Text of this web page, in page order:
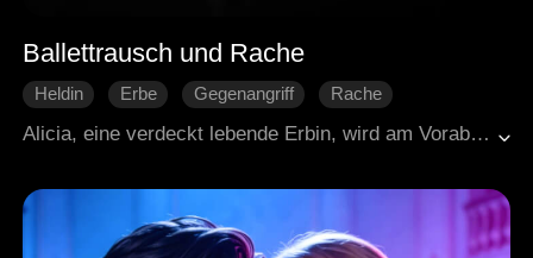
Ballettrausch und Rache
Heldin Erbe Gegenangriff
Rache
Alicia, eine verdeckt lebende Erbin, wird am Vorabend des wichtigsten Ballettwettbewerbs von ihrem eigenen Ehemann entführt und ihm beide Beine gebrochen, nur damit seine Geliebte gewinnt. Selbst im Krankenhaus soll sie durch bestochene Ärzte für immer behindert bleiben. Mit gebrochenem Herzen, aber eisernem Willen, kehrt sie als mächtige Erbin zurück. Nun ist es an ihr, den Betrug aufzudecken, Rache zu nehmen und am Ende nicht nur Gerechtigkeit, sondern auch die wahre Liebe zu finden.